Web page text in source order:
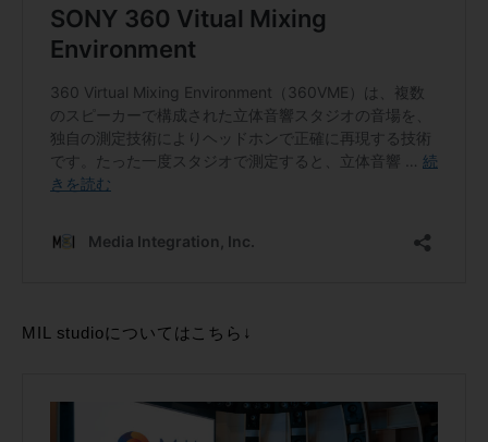
MIL studioについてはこちら↓